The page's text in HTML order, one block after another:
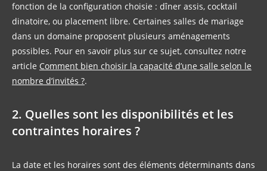
fonction de la configuration choisie : dîner assis, cocktail
dinatoire, ou placement libre. Certaines salles de mariage
dans un domaine proposent plusieurs aménagements
possibles. Pour en savoir plus sur ce sujet, consultez notre
article Comment bien choisir la capacité d’une salle selon le
nombre d’invités ?.
2. Quelles sont les disponibilités et les
contraintes horaires ?
La date et les horaires sont des éléments déterminants dans